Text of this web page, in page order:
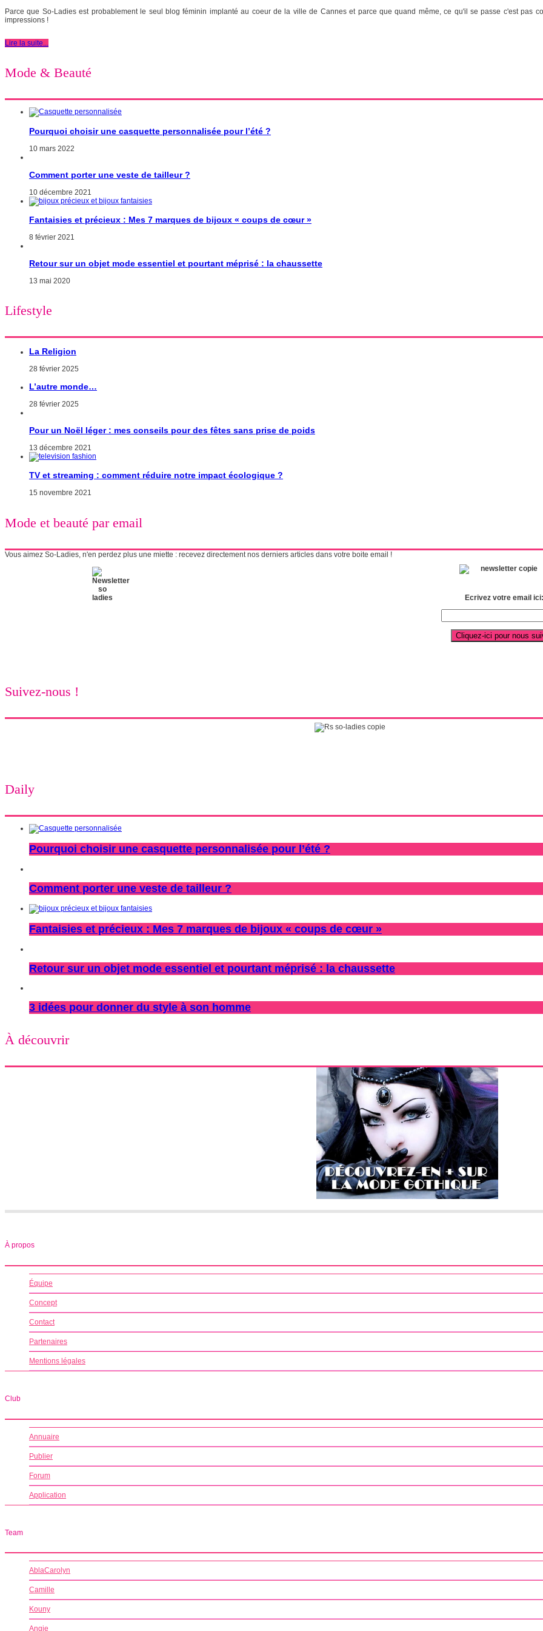
Parce que So-Ladies est probablement le seul blog féminin implanté au coeur de la ville de Cannes et parce que quand même, ce qu'il se passe c'est pas
impressions !
Lire la suite...
Mode & Beauté
Pourquoi choisir une casquette personnalisée pour l’été ?
10 mars 2022
Comment porter une veste de tailleur ?
10 décembre 2021
Fantaisies et précieux : Mes 7 marques de bijoux « coups de cœur »
8 février 2021
Retour sur un objet mode essentiel et pourtant méprisé : la chaussette
13 mai 2020
Lifestyle
La Religion
28 février 2025
L’autre monde…
28 février 2025
Pour un Noël léger : mes conseils pour des fêtes sans prise de poids
13 décembre 2021
TV et streaming : comment réduire notre impact écologique ?
15 novembre 2021
Mode et beauté par email
Vous aimez So-Ladies, n'en perdez plus une miette : recevez directement nos derniers articles dans votre boite email !
Ecrivez votre email ici:
Suivez-nous !
Daily
Pourquoi choisir une casquette personnalisée pour l’été ?
Comment porter une veste de tailleur ?
Fantaisies et précieux : Mes 7 marques de bijoux « coups de cœur »
Retour sur un objet mode essentiel et pourtant méprisé : la chaussette
3 idées pour donner du style à son homme
À découvrir
À propos
Équipe
Concept
Contact
Partenaires
Mentions légales
Club
Annuaire
Publier
Forum
Application
Team
AblaCarolyn
Camille
Kouny
Angie